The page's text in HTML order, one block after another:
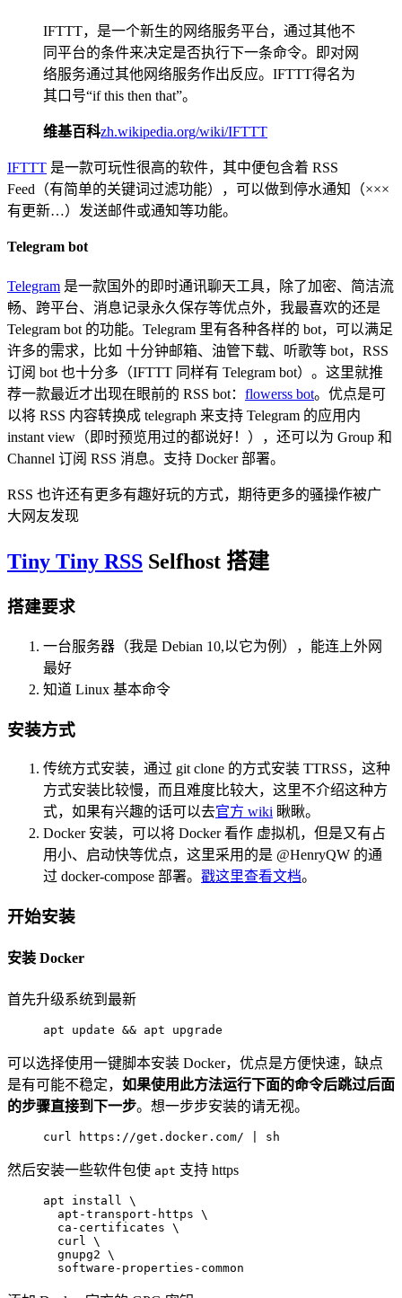
IFTTT，是一个新生的网络服务平台，通过其他不
同平台的条件来决定是否执行下一条命令。即对网
络服务通过其他网络服务作出反应。IFTTT得名为
其口号“if this then that”。
维基百科zh.wikipedia.org/wiki/IFTTT
IFTTT 是一款可玩性很高的软件，其中便包含着 RSS
Feed（有简单的关键词过滤功能），可以做到停水通知（×××
有更新…）发送邮件或通知等功能。
Telegram bot
Telegram 是一款国外的即时通讯聊天工具，除了加密、简洁流
畅、跨平台、消息记录永久保存等优点外，我最喜欢的还是
Telegram bot 的功能。Telegram 里有各种各样的 bot，可以满足
许多的需求，比如 十分钟邮箱、油管下载、听歌等 bot，RSS
订阅 bot 也十分多（IFTTT 同样有 Telegram bot）。这里就推
荐一款最近才出现在眼前的 RSS bot： flowerss bot。优点是可
以将 RSS 内容转换成 telegraph 来支持 Telegram 的应用内
instant view（即时预览用过的都说好！），还可以为 Group 和
Channel 订阅 RSS 消息。支持 Docker 部署。
RSS 也许还有更多有趣好玩的方式，期待更多的骚操作被广
大网友发现
Tiny Tiny RSS Selfhost 搭建
搭建要求
一台服务器（我是 Debian 10,以它为例），能连上外网
最好
知道 Linux 基本命令
安装方式
传统方式安装，通过 git clone 的方式安装 TTRSS，这种
方式安装比较慢，而且难度比较大，这里不介绍这种方
式，如果有兴趣的话可以去官方 wiki 瞅瞅。
Docker 安装，可以将 Docker 看作 虚拟机，但是又有占
用小、启动快等优点，这里采用的是 @HenryQW 的通
过 docker-compose 部署。 戳这里查看文档。
开始安装
安装 Docker
首先升级系统到最新
apt update && apt upgrade
可以选择使用一键脚本安装 Docker，优点是方便快速，缺点
是有可能不稳定， 如果使用此方法运行下面的命令后跳过后面
的步骤直接到下一步。想一步步安装的请无视。
curl https://get.docker.com/ | sh
然后安装一些软件包使 apt 支持 https
apt install \
  apt-transport-https \
  ca-certificates \
  curl \
  gnupg2 \
  software-properties-common